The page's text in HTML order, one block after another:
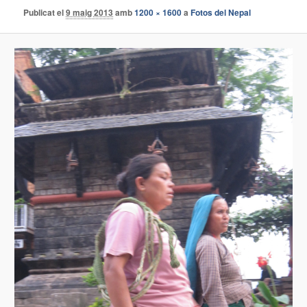
Publicat el9 maig 2013 amb1200 × 1600aFotos del Nepal